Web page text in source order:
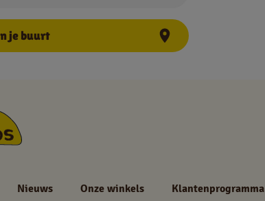
je buurt
Nieuws
Onze winkels Klantenprogramma